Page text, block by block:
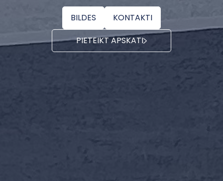
BILDES
KONTAKTI
PIETEIKT APSKATI